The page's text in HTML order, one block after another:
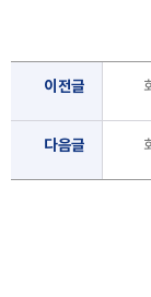
이전글
다음글